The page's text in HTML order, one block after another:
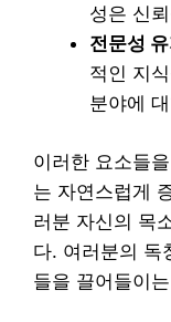
성은 신
전문성 유
적인 지
분야에
이러한 요소들
는 자연스럽게
러분 자신의 목
다. 여러분의 독
들을 끌어들이